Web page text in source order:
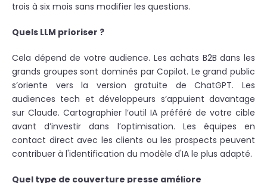
trois à six mois sans modifier les questions.
Quels LLM prioriser ?
Cela dépend de votre audience. Les achats B2B dans les
grands groupes sont dominés par Copilot. Le grand public
s’oriente vers la version gratuite de ChatGPT. Les
audiences tech et développeurs s’appuient davantage
sur Claude. Cartographier l’outil IA préféré de votre cible
avant d’investir dans l’optimisation. Les équipes en
contact direct avec les clients ou les prospects peuvent
contribuer à l'identification du modèle d'IA le plus adapté.
Quel type de couverture presse améliore